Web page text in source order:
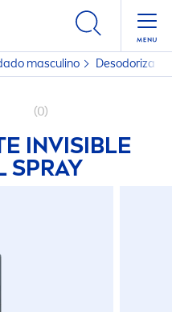
masculino
(0)
INVISIBLE
SPRAY